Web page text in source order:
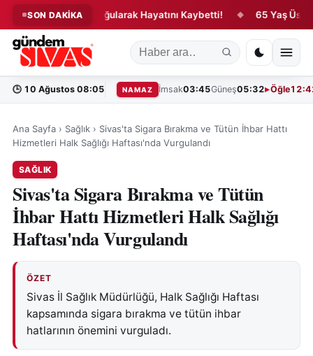
SON DAKİKA
Denizde Boğularak Hayatını Kaybetti! ◆ 65 Yaş Üstü
🕒 10 Ağustos 08:05 NAMAZ İmsak03:45Güneş05:32 Öğle
Ana Sayfa › Sağlık › Sivas'ta Sigara Bırakma ve Tütün İhbar Hattı
Hizmetleri Halk Sağlığı Haftası'nda Vurgulandı
SAĞLIK
Sivas'ta Sigara Bırakma ve Tütün
İhbar Hattı Hizmetleri Halk Sağlığı
Haftası'nda Vurgulandı
ÖZET
Sivas İl Sağlık Müdürlüğü, Halk Sağlığı Haftası
kapsamında sigara bırakma ve tütün ihbar
hatlarının önemini vurguladı.